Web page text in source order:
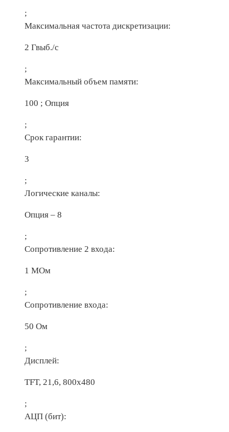
;
Максимальная частота дискретизации:
2 Гвыб./с
;
Максимальный объем памяти:
100 ; Опция
;
Срок гарантии:
3
;
Логические каналы:
Опция – 8
;
Сопротивление 2 входа:
1 МОм
;
Сопротивление входа:
50 Ом
;
Дисплей:
TFT, 21,6, 800х480
;
АЦП (бит):